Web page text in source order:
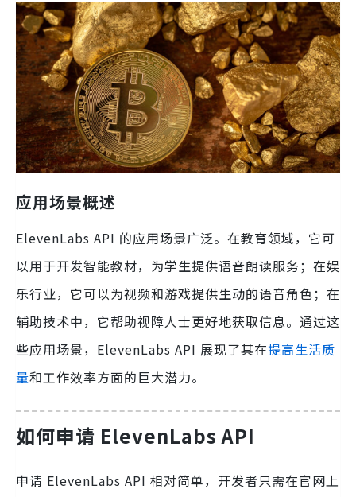
应用场景概述
ElevenLabs API 的应用场景广泛。在教育领域，它可
以用于开发智能教材，为学生提供语音朗读服务；在娱
乐行业，它可以为视频和游戏提供生动的语音角色；在
辅助技术中，它帮助视障人士更好地获取信息。通过这
些应用场景，ElevenLabs API 展现了其在提高生活质
量和工作效率方面的巨大潜力。
如何申请 ElevenLabs API
申请 ElevenLabs API 相对简单，开发者只需在官网上